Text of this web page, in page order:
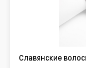
Славянские